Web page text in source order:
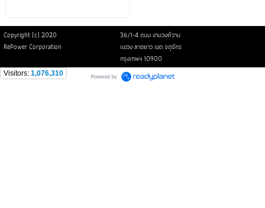
Copyright (c) 2020
36/1-4 ถนน งามวงศ์วาน
RePower Corporation
แขวง ลาดยาว เขต จตุจักร
กรุงเทพฯ 10900
Visitors: 1,076,310